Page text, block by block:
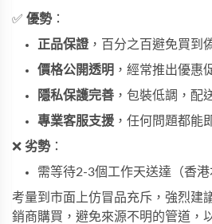
✅ 優勢：
正品保證 ，百分之百避免買到
價格公開透明 ，經常推出優惠
隱私保護完善 ，包裝低調，配
專業客服支援 ，任何問題都能
❌ 劣勢：
需等待2-3個工作天送達（香港
考量到市面上仿冒品充斥，強烈建
銷商購買，避免來源不明的管道，